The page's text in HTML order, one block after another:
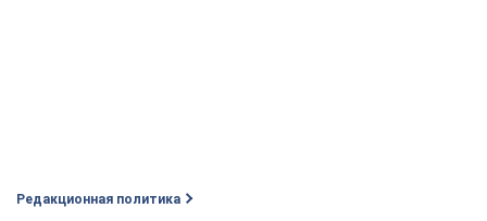
Редакционная политика